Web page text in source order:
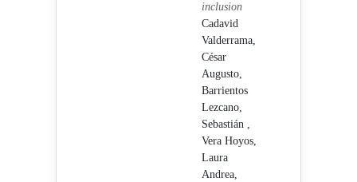
inclusion
Cadavid
Valderrama,
César
Augusto,
Barrientos
Lezcano,
Sebastián ,
Vera Hoyos,
Laura
Andrea,